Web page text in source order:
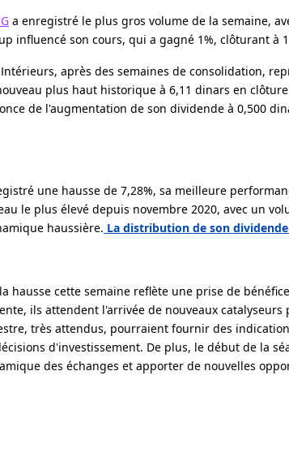
a enregistré le plus gros volume de la semaine,
influencé son cours, qui a gagné 1%, clôturant à
après des semaines de consolidation,
plus haut historique à 6,11 dinars en
de l'augmentation de son dividende à 0,500
une hausse de 7,28%, sa meilleure
le plus élevé depuis novembre 2020, avec un
haussière. La distribution de son
hausse cette semaine reflète une prise de
ils attendent l'arrivée de nouveaux
très attendus, pourraient fournir des
d'investissement. De plus, le début de la
des échanges et apporter de nouvelles